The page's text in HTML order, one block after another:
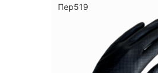
Пер519